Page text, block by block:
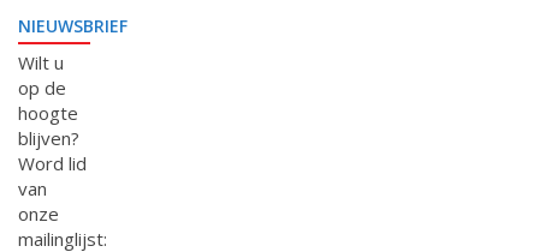
NIEUWSBRIEF
Wilt u
op de
hoogte
blijven?
Word lid
van
onze
mailinglijst: